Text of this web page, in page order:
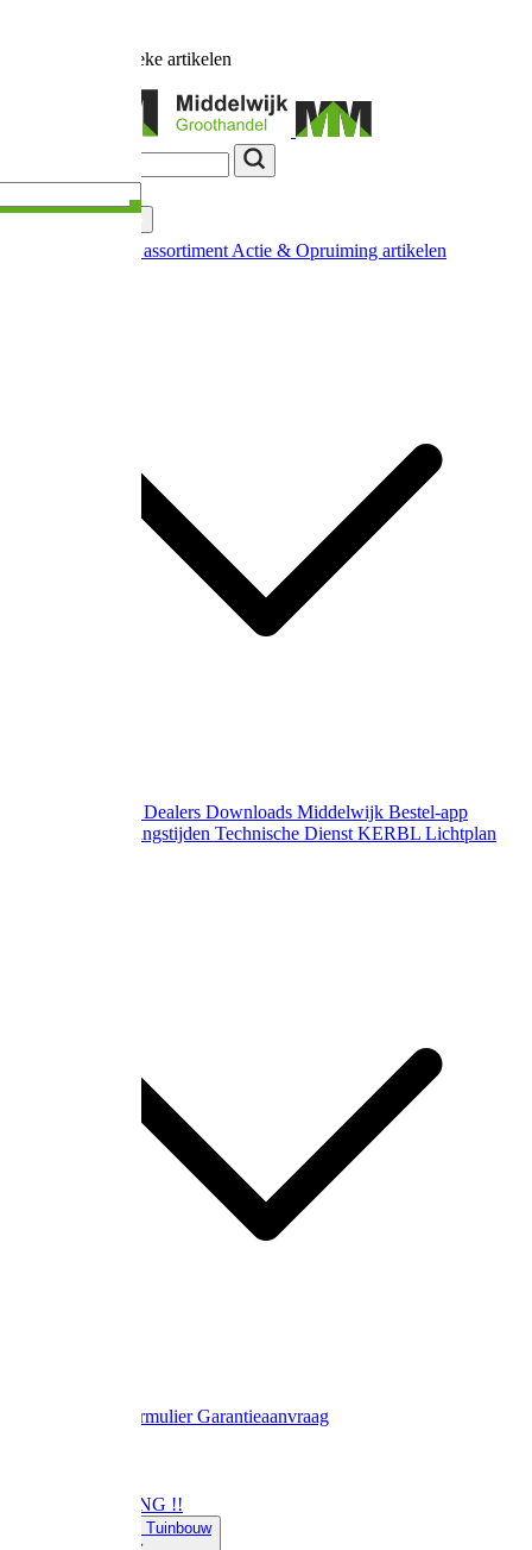
unieke artikelen
Nieuw in ons assortiment Actie & Opruiming artikelen
Dealers Downloads Middelwijk Bestel-app
Gewijzigde openingstijden Technische Dienst KERBL Lichtplan
RetourformulierGarantieaanvraag
OPRUIMING !!
01) Land-& Tuinbouw